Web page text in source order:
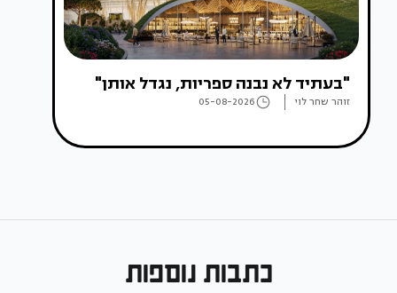
"בעתיד לא נבנה ספריות, נגדל אותן"
זוהר שחר לוי 05-08-2026
כתבות נוספות